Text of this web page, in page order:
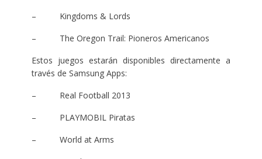
– Kingdoms & Lords
– The Oregon Trail: Pioneros Americanos
Estos juegos estarán disponibles directamente a
través de Samsung Apps:
– Real Football 2013
– PLAYMOBIL Piratas
– World at Arms